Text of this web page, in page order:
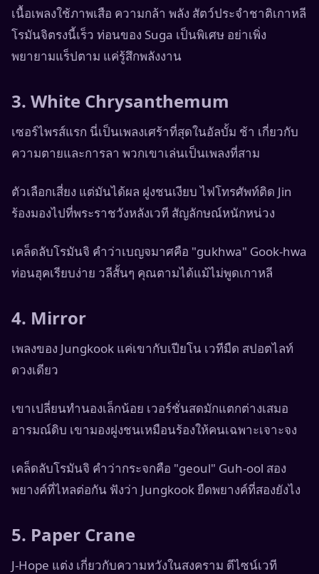
เนื้อเพลงใช้ภาพเสือ ความกล้า พลัง สัตว์ประจำชาติเกาหลี
โรมันจิตรงนี้เร็ว ท่อนของ Suga เป็นพิเศษ อย่าเพิ่ง
พยายามแร็ปตาม แค่รู้สึกพลังงาน
3. White Chrysanthemum
เซอร์ไพรส์แรก นี่เป็นเพลงเศร้าที่สุดในอัลบั้ม ช้า เกี่ยวกับ
ความตายและการลา พวกเขาเล่นเป็นเพลงที่สาม
ตัวเลือกเสี่ยง แต่มันได้ผล ฝูงชนเงียบ ไฟโทรศัพท์ติด Jin
ร้องมองไปที่พระราชวังหลังเวที สัญลักษณ์หนักหน่วง
เคล็ดลับโรมันจิ คำว่าเบญจมาศคือ "gukhwa" Gook-hwa
ท่อนฮุคเรียบง่าย วลีสั้นๆ คุณตามได้แม้ไม่พูดเกาหลี
4. Mirror
เพลงของ Jungkook แค่เขากับเปียโน เวทีมืด สปอตไลท์
ดวงเดียว
เขาเปลี่ยนทำนองเล็กน้อย เวอร์ชั่นสดมักแตกต่างเสมอ
อารมณ์ดิบ เขามองฝูงชนเหมือนร้องให้คนเฉพาะเจาะจง
เคล็ดลับโรมันจิ คำว่ากระจกคือ "geoul" Guh-ool สอง
พยางค์ที่ไหลต่อกัน ฟังว่า Jungkook ยืดพยางค์ที่สองยังไง
5. Paper Crane
J-Hope แต่ง เกี่ยวกับความหวังในสงคราม ดีไซน์เวที